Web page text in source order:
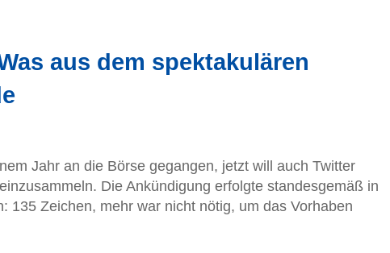
aus dem spektakulären
Jahr an die Börse gegangen, jetzt will auch Twitter
Die Ankündigung erfolgte standesgemäß in
135 Zeichen, mehr war nicht nötig, um das Vorhaben